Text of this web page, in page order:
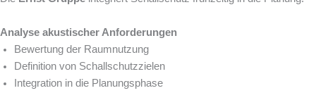
Analyse akustischer Anforderungen
Bewertung der Raumnutzung
Definition von Schallschutzzielen
Integration in die Planungsphase